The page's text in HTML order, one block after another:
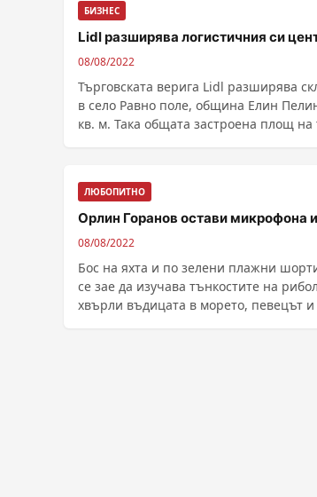
БИЗНЕС
Lidl разширява логистичния си
08/08/2022
Търговската верига Lidl разширява
в село Равно поле, община Елин
кв. м. Така общата застроена площ на
ЛЮБОПИТНО
Орлин Горанов остави микрофона
08/08/2022
Бос на яхта и по зелени плажни
се зае да изучава тънкостите на
хвърли въдицата в морето, певецът